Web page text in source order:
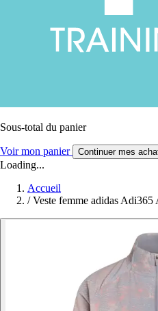
Sous-total du panier
Voir mon panier Continuer mes
Loading...
Accueil
/ Veste femme adidas